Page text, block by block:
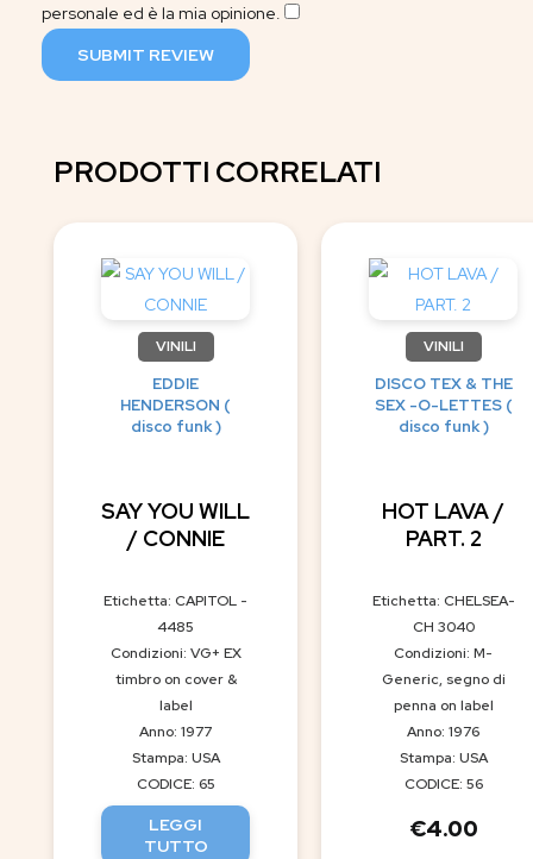
personale ed è la mia opinione.
SUBMIT REVIEW
PRODOTTI CORRELATI
VINILI
EDDIE
HENDERSON (
disco funk )
SAY YOU WILL
/ CONNIE
Etichetta: CAPITOL -
4485
Condizioni: VG+ EX
timbro on cover &
label
Anno: 1977
Stampa: USA
CODICE: 65
LEGGI
TUTTO
VINILI
DISCO TEX & THE
SEX -O-LETTES (
disco funk )
HOT LAVA /
PART. 2
Etichetta: CHELSEA-
CH 3040
Condizioni: M-
Generic, segno di
penna on label
Anno: 1976
Stampa: USA
CODICE: 56
€4.00